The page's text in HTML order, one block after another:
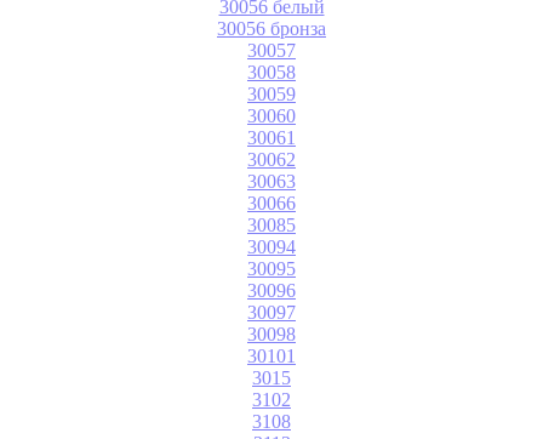
30056 белый
30056 бронза
30057
30058
30059
30060
30061
30062
30063
30066
30085
30094
30095
30096
30097
30098
30101
3015
3102
3108